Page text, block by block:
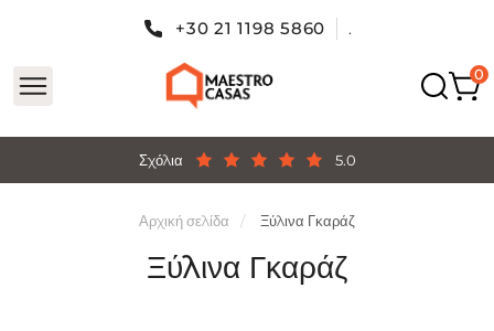
Σχόλια 5.0
+30 21 1198 5860 .
Αρχική σελίδα Ξύλινα Γκαράζ
Ξύλινα Γκαράζ